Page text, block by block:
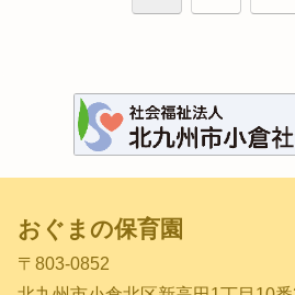
おぐまの保育園
〒803-0852